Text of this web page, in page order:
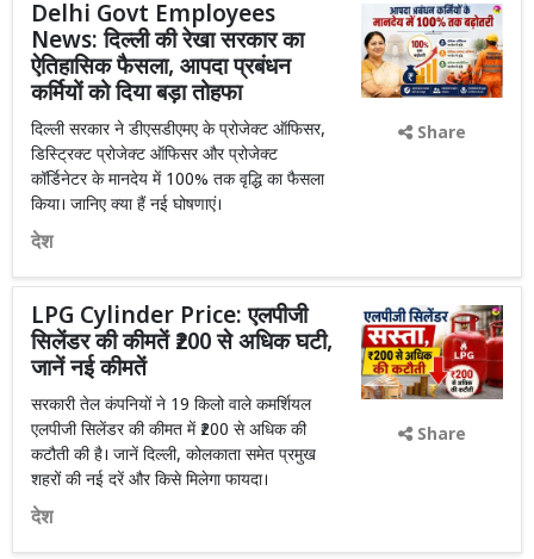
Delhi Govt Employees
News: दिल्ली की रेखा सरकार का
ऐतिहासिक फैसला, आपदा प्रबंधन
कर्मियों को दिया बड़ा तोहफा
दिल्ली सरकार ने डीएसडीएमए के प्रोजेक्ट ऑफिसर,
डिस्ट्रिक्ट प्रोजेक्ट ऑफिसर और प्रोजेक्ट
कॉर्डिनेटर के मानदेय में 100% तक वृद्धि का फैसला
किया। जानिए क्या हैं नई घोषणाएं।
देश
Share
LPG Cylinder Price: एलपीजी
सिलेंडर की कीमतें ₹200 से अधिक घटी,
जानें नई कीमतें
सरकारी तेल कंपनियों ने 19 किलो वाले कमर्शियल
एलपीजी सिलेंडर की कीमत में ₹200 से अधिक की
कटौती की है। जानें दिल्ली, कोलकाता समेत प्रमुख
शहरों की नई दरें और किसे मिलेगा फायदा।
देश
Share